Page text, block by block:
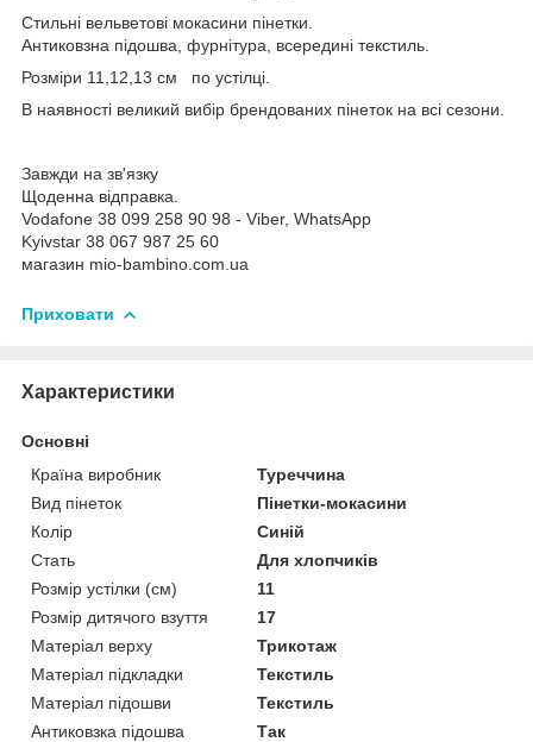
Стильні вельветові мокасини пінетки.
Антиковзна підошва, фурнітура, всередині текстиль.
Розміри 11,12,13 см по устілці.
В наявності великий вибір брендованих пінеток на всі сезони.
Завжди на зв'язку
Щоденна відправка.
Vodafone 38 099 258 90 98 - Viber, WhatsApp
Kyivstar 38 067 987 25 60
магазин mio-bambino.com.ua
Приховати
Характеристики
Основні
Країна виробник
Туреччина
Вид пінеток
Пінетки-мокасини
Колір
Синій
Стать
Для хлопчиків
Розмір устілки (см)
11
Розмір дитячого взуття
17
Матеріал верху
Трикотаж
Матеріал підкладки
Текстиль
Матеріал підошви
Текстиль
Антиковзка підошва
Так